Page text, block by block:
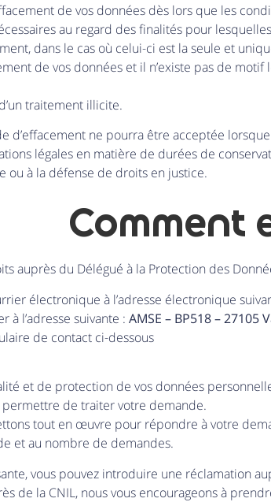
de vos données dès lors que les
au regard des finalités pour
dans le cas où celui-ci est la seule et
de vos données et il n’existe pas de
traitement illicite.
d’effacement ne pourra être acceptée
légales en matière de durées de
ou à la défense de droits en justice.
Comment
auprès du Délégué à la Protection des
électronique à l’adresse électronique
à l’adresse suivante : AMSE – BP518 – 27105
de contact ci-dessous
et de protection de vos données
de traiter votre demande.
tout en œuvre pour répondre à votre
et au nombre de demandes.
vous pouvez introduire une réclamation
de la CNIL, nous vous encourageons à